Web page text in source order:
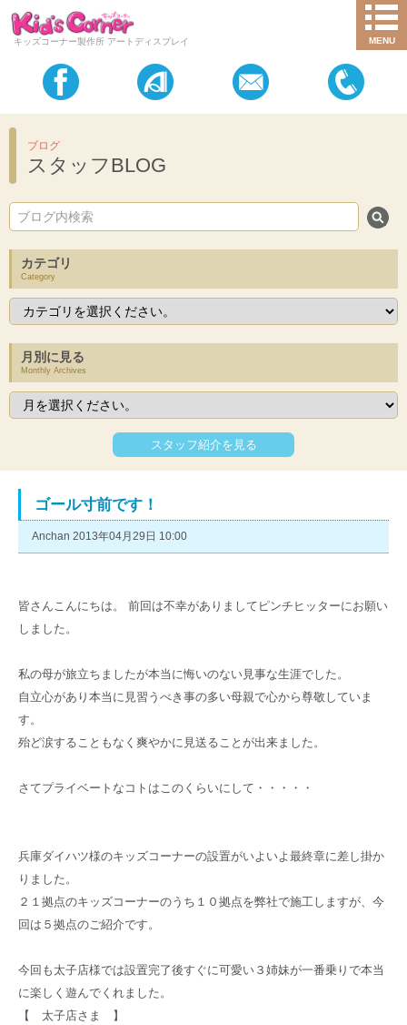
キッズコーナー製作所 アートディスプレイ MENU
ブログ
スタッフBLOG
カテゴリ
Category
月別に見る
Monthly Archives
スタッフ紹介を見る
ゴール寸前です！
Anchan 2013年04月29日 10:00
皆さんこんにちは。 前回は不幸がありましてピンチヒッターにお願い
しました。
私の母が旅立ちましたが本当に悔いのない見事な生涯でした。
自立心があり本当に見習うべき事の多い母親で心から尊敬していま
す。
殆ど涙することもなく爽やかに見送ることが出来ました。
さてプライベートなコトはこのくらいにして・・・・・
兵庫ダイハツ様のキッズコーナーの設置がいよいよ最終章に差し掛か
りました。
２１拠点のキッズコーナーのうち１０拠点を弊社で施工しますが、今
回は５拠点のご紹介です。
今回も太子店様では設置完了後すぐに可愛い３姉妹が一番乗りで本当
に楽しく遊んでくれました。
【 太子店さま 】